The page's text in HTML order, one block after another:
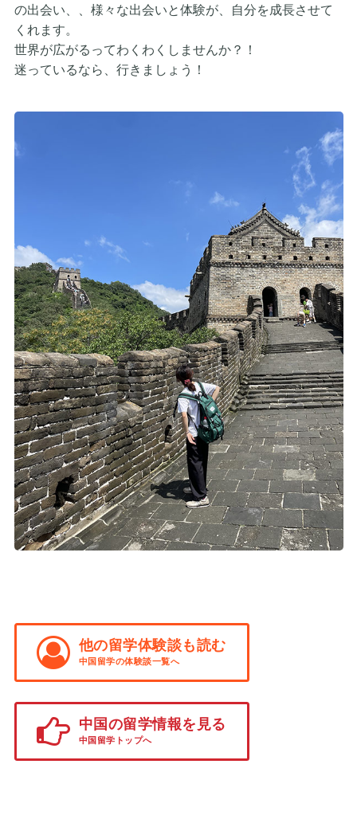
の出会い、、様々な出会いと体験が、自分を成長させて
くれます。
世界が広がるってわくわくしませんか？！
迷っているなら、行きましょう！
他の留学体験談も読む
中国留学の体験談一覧へ
中国の留学情報を見る
中国留学トップへ